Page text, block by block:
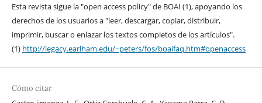
Esta revista sigue la "open access policy" de BOAI (1), apoyando los
derechos de los usuarios a "leer, descargar, copiar, distribuir,
imprimir, buscar o enlazar los textos completos de los artículos".
(1) http://legacy.earlham.edu/~peters/fos/boaifaq.htm#openaccess
Cómo citar